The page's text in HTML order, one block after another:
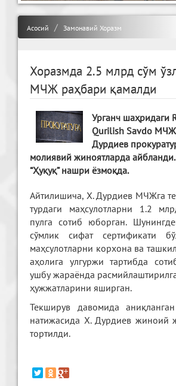
Асосий Замонавий Хоразм
Хоразмда 2.5 млрд сўм
МЧЖ раҳбари қамалди
Урганч шаҳридаги
Qurilish Savdo
Дурдиев
молиявий жиноятларда айбланди.
“Ҳуқуқ” нашри ёзмоқда.
Айтилишича, Х. Дурдиев МЧЖга
турдаги маҳсулотларни 1.2
пулга сотиб юборган.
сўмлик сифат сертификати
маҳсулотларни корхона ва
аҳолига улгуржи тартибда
ушбу жараёнда
ҳужжатларини яширган.
Текширув давомида
натижасида Х. Дурдиев жиноий
тортилди.